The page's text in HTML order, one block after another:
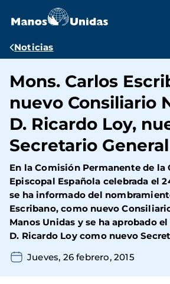
contenido
Ruta
navegación
Noticias
Mons. Carlos
nuevo Consiliario
D. Ricardo Loy,
Secretario General
En la Comisión Permanente de la
Episcopal Española celebrada el
se ha informado del
Escribano, como nuevo
Manos Unidas y se ha aprobado
D. Ricardo Loy como nuevo
Jueves, 26 febrero, 2015